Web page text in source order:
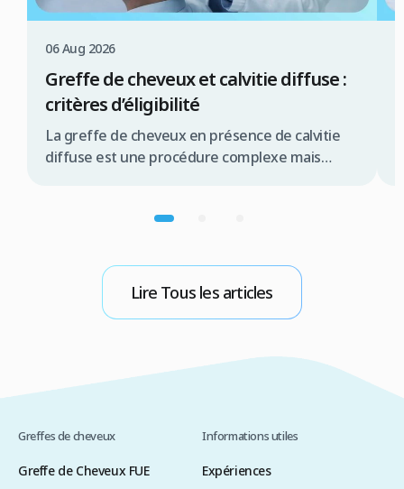
06 Aug 2026
Greffe de cheveux et calvitie diffuse :
critères d’éligibilité
La greffe de cheveux en présence de calvitie
diffuse est une procédure complexe mais
Résumé rapide La greffe de cheveux pour
qualité de la zone donneuse est primordiale
une évaluation médicale approfondie est
indispensable les techniques FUE ou […]
Lire Tous les articles
Greffes de cheveux
Greffe de Cheveux FUE
Informations utiles
Expériences